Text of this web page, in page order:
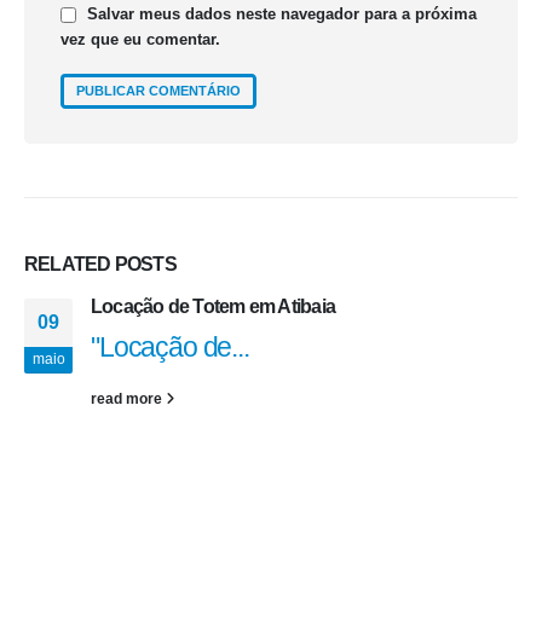
Salvar meus dados neste navegador para a próxima
vez que eu comentar.
RELATED POSTS
09
maio
Locação de Totem em Atibaia
"Locação de...
read more